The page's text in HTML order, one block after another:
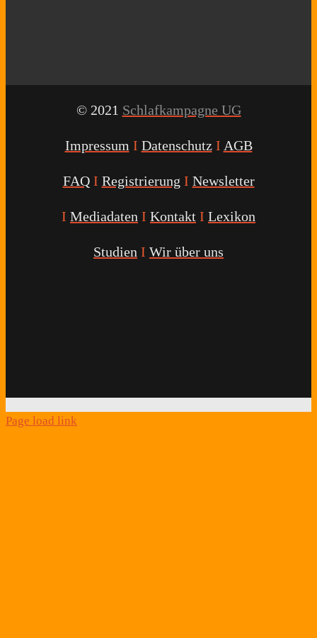
© 2021 Schlafkampagne UG
Impressum I Datenschutz I AGB
FAQ I Registrierung I Newsletter
I Mediadaten I Kontakt I Lexikon
Studien I Wir über uns
Page load link